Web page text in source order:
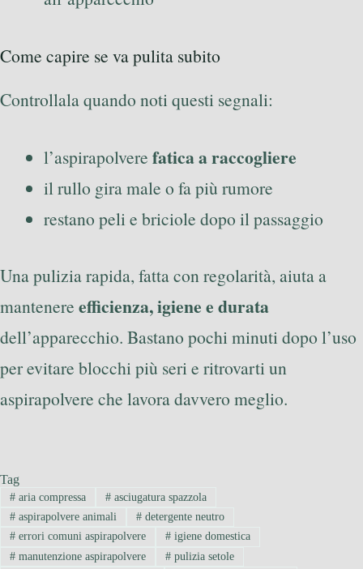
Come capire se va pulita subito
Controllala quando noti questi segnali:
l’aspirapolvere fatica a raccogliere
il rullo gira male o fa più rumore
restano peli e briciole dopo il passaggio
Una pulizia rapida, fatta con regolarità, aiuta a
mantenere efficienza, igiene e durata
dell’apparecchio. Bastano pochi minuti dopo l’uso
per evitare blocchi più seri e ritrovarti un
aspirapolvere che lavora davvero meglio.
Tag
#aria compressa #asciugatura spazzola
#aspirapolvere animali #detergente neutro
#errori comuni aspirapolvere #igiene domestica
#manutenzione aspirapolvere #pulizia setole